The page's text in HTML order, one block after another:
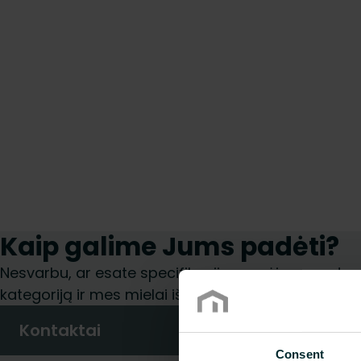
Consent
Kaip galime Jums padėti?
Nesvarbu, ar esate specifikacijų rengėjas,
kategoriją ir mes mielai išnagrinėsime jūsų
Kontaktai